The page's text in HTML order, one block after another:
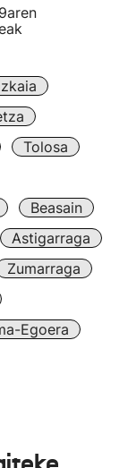
Tolosa
Beasain
Astigarraga
Zumarraga
Egoera